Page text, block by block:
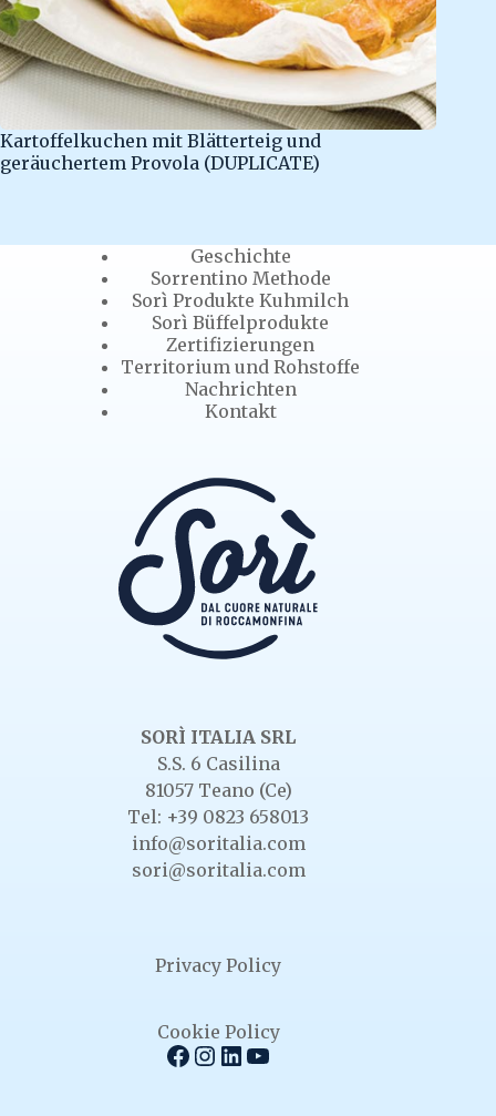
Kartoffelkuchen mit Blätterteig und
geräuchertem Provola (DUPLICATE)
Geschichte
Sorrentino Methode
Sorì Produkte Kuhmilch
Sorì Büffelprodukte
Zertifizierungen
Territorium und Rohstoffe
Nachrichten
Kontakt
SORÌ ITALIA SRL
S.S. 6 Casilina
81057 Teano (Ce)
Tel: +39 0823 658013
info@soritalia.com
sori@soritalia.com
Privacy Policy
Cookie Policy
Facebook
Instagram
LinkedIn
YouTube